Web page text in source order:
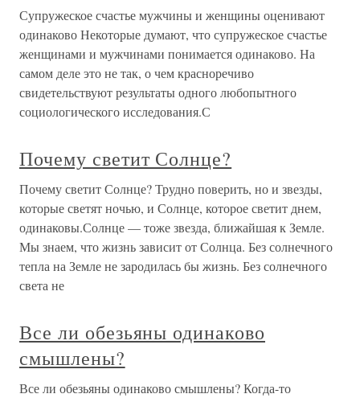
Супружеское счастье мужчины и женщины оценивают
одинаково Некоторые думают, что супружеское счастье
женщинами и мужчинами понимается одинаково. На
самом деле это не так, о чем красноречиво
свидетельствуют результаты одного любопытного
социологического исследования.С
Почему светит Солнце?
Почему светит Солнце? Трудно поверить, но и звезды,
которые светят ночью, и Солнце, которое светит днем,
одинаковы.Солнце — тоже звезда, ближайшая к Земле.
Мы знаем, что жизнь зависит от Солнца. Без солнечного
тепла на Земле не зародилась бы жизнь. Без солнечного
света не
Все ли обезьяны одинаково
смышлены?
Все ли обезьяны одинаково смышлены? Когда-то